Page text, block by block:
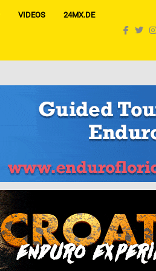
VIDEOS 24MX.DE